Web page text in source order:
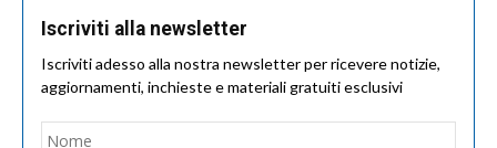
Iscriviti alla newsletter
Iscriviti adesso alla nostra newsletter per ricevere notizie,
aggiornamenti, inchieste e materiali gratuiti esclusivi
Nome